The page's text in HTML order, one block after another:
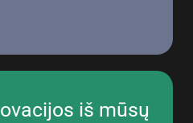
iš mūsų